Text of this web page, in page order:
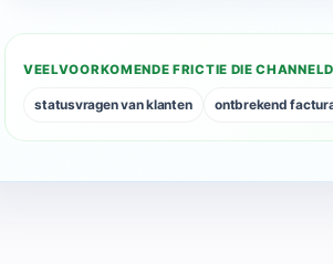
VEELVOORKOMENDE FRICTIE DIE
statusvragen van klanten ontbrekend